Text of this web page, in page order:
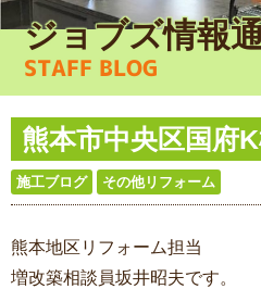
ジョブズ情報
STAFF BLOG
熊本市中央区国府
施工ブログ その他リフォーム
熊本地区リフォーム担当
増改築相談員坂井昭夫です。